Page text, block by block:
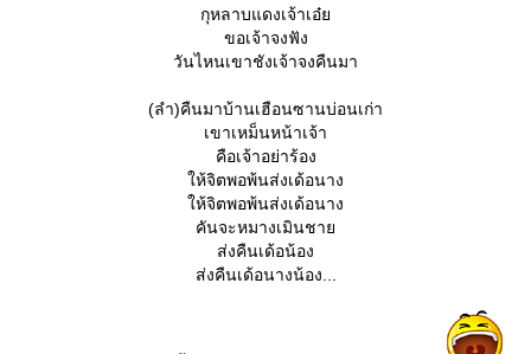
กุหลาบแดงเจ้าเอ๋
ขอเจ้าจงฟัง
วันไหนเขาชังเจ้าจงคืนมา
(ลำ)คืนมาบ้านเฮือนซานบ่อนเก่า
เขาเหม็นหน้าเจ้า
คือเจ้าอย่าร้อง
ห้จิตพอพ้นส่งเด้อนาง
ห้จิตพอพ้นส่งเด้อนาง
คันจะหมางเมินชา
ส่งคืนเด้อน้อง
ส่งคืนเด้อนางน้อง...